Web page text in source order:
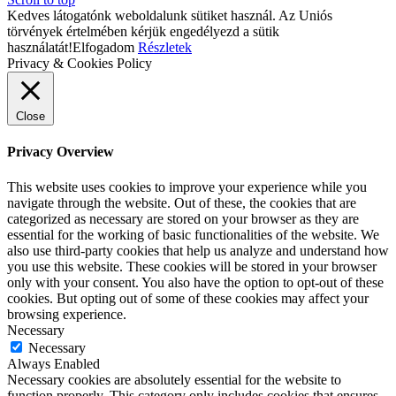
Kedves látogatónk weboldalunk sütiket használ. Az Uniós
törvények értelmében kérjük engedélyezd a sütik
használatát!Elfogadom Részletek
Privacy & Cookies Policy
Close
Privacy Overview
This website uses cookies to improve your experience while you
navigate through the website. Out of these, the cookies that are
categorized as necessary are stored on your browser as they are
essential for the working of basic functionalities of the website. We
also use third-party cookies that help us analyze and understand how
you use this website. These cookies will be stored in your browser
only with your consent. You also have the option to opt-out of these
cookies. But opting out of some of these cookies may affect your
browsing experience.
Necessary
Necessary
Always Enabled
Necessary cookies are absolutely essential for the website to